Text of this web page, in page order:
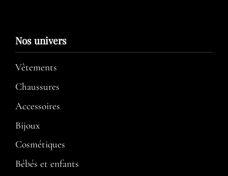
Nos univers
Vêtements
Chaussures
Accessoires
Bijoux
Cosmétiques
Bébés et enfants